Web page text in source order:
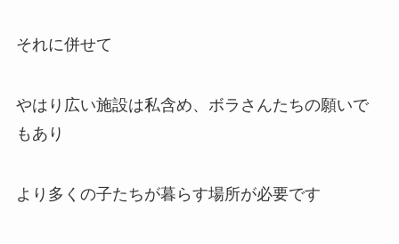
それに併せて
やはり広い施設は私含め、ボラさんたちの願いで
もあり
より多くの子たちが暮らす場所が必要です